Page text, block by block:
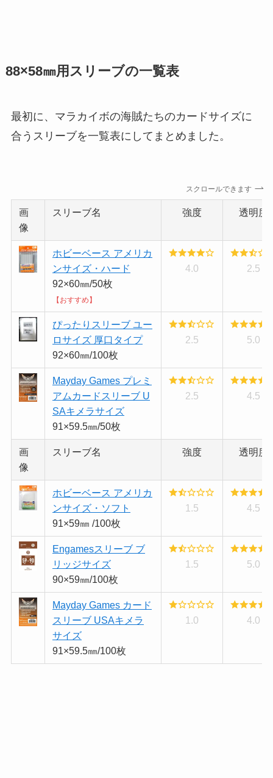
88×58㎜用スリーブの一覧表
最初に、マラカイボの海賊たちのカードサイズに
合うスリーブを一覧表にしてまとめました。
スクロールできます
画
像
スリーブ名 強度 透明度
ホビーベース アメリカ
ンサイズ・ハード
92×60㎜/50枚
【おすすめ】
4.0 2.5
ぴったりスリーブ ユー
ロサイズ 厚口タイプ
92×60㎜/100枚
2.5 5.0
Mayday Games プレミ
アムカードスリーブ U
SAキメラサイズ
91×59.5㎜/50枚
2.5 4.5
画
像
スリーブ名 強度 透明度
ホビーベース アメリカ
ンサイズ・ソフト
91×59㎜ /100枚
1.5 4.5
Engamesスリーブ ブ
リッジサイズ
90×59㎜/100枚
1.5 5.0
Mayday Games カード
スリーブ USAキメラ
サイズ
91×59.5㎜/100枚
1.0 4.0